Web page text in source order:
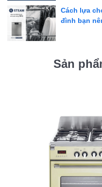
Cách lựa
đình bạn
Sản